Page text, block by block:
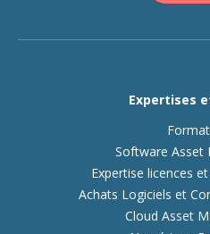
Expertises
Software Asset
Expertise licences
Achats Logiciels et
Cloud Asset